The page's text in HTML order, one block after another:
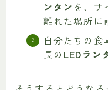
ンタン を、サ
離れた場所に
自分たちの
長の LEDラン